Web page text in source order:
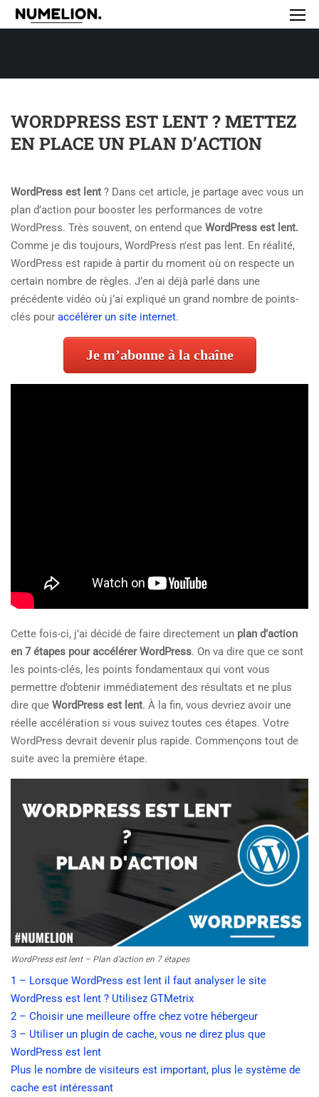
WORDPRESS EST LENT ? METTEZ
EN PLACE UN PLAN D’ACTION
WordPress est lent ? Dans cet article, je partage avec vous un
plan d’action pour booster les performances de votre
WordPress. Très souvent, on entend que WordPress est lent.
Comme je dis toujours, WordPress n’est pas lent. En réalité,
WordPress est rapide à partir du moment où on respecte un
certain nombre de règles. J’en ai déjà parlé dans une
précédente vidéo où j’ai expliqué un grand nombre de points-
clés pour accélérer un site internet.
Je m’abonne à la chaîne
Cette fois-ci, j’ai décidé de faire directement un plan d’action
en 7 étapes pour accélérer WordPress. On va dire que ce sont
les points-clés, les points fondamentaux qui vont vous
permettre d’obtenir immédiatement des résultats et ne plus
dire que WordPress est lent. À la fin, vous devriez avoir une
réelle accélération si vous suivez toutes ces étapes. Votre
WordPress devrait devenir plus rapide. Commençons tout de
suite avec la première étape.
WordPress est lent – Plan d’action en 7 étapes
1 – Lorsque WordPress est lent il faut analyser le site
WordPress est lent ? Utilisez GTMetrix
2 – Choisir une meilleure offre chez votre hébergeur
3 – Utiliser un plugin de cache, vous ne direz plus que
WordPress est lent
Plus le nombre de visiteurs est important, plus le système de
cache est intéressant